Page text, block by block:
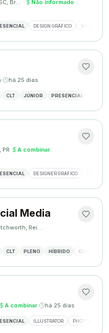
Palhoça, SC, Brasil · Não informado·
DESIGN GRÁFICO VAGA
· há 25 dias
CLT JÚNIOR PRESENCIAL
· A combinar·
DESIGNER GRÁFICO
Media
Letchworth, Reino Unido ·
CLT PLENO HÍBRIDO CONTENT
A combinar· há 25 dias
ILLUSTRATOR PHOTOSHOP